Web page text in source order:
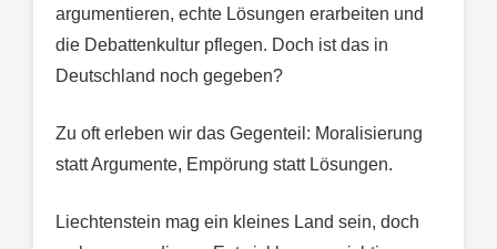
argumentieren, echte Lösungen erarbeiten und
die Debattenkultur pflegen. Doch ist das in
Deutschland noch gegeben?
Zu oft erleben wir das Gegenteil: Moralisierung
statt Argumente, Empörung statt Lösungen.
Liechtenstein mag ein kleines Land sein, doch